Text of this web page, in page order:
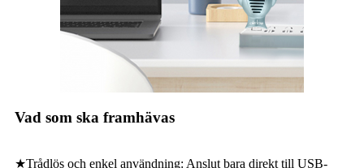
Vad som ska framhävas
★Trådlös och enkel användning: Anslut bara direkt till USB-